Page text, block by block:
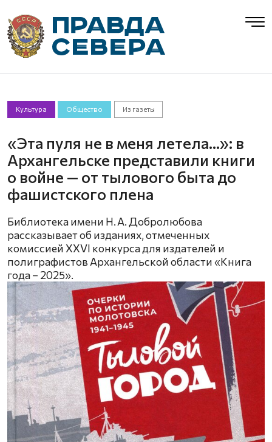
Культура Общество Из газеты
«Эта пуля не в меня летела...»: в
Архангельске представили книги
о войне — от тылового быта до
фашистского плена
Библиотека имени Н. А. Добролюбова
рассказывает об изданиях, отмеченных
комиссией XXVI конкурса для издателей и
полиграфистов Архангельской области «Книга
года – 2025».